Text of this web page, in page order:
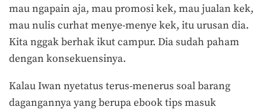
mau ngapain aja, mau promosi kek, mau jualan kek,
mau nulis curhat menye-menye kek, itu urusan dia.
Kita nggak berhak ikut campur. Dia sudah paham
dengan konsekuensinya.
Kalau Iwan nyetatus terus-menerus soal barang
dagangannya yang berupa ebook tips masuk